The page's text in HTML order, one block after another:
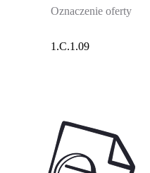
Oznaczenie oferty
1.C.1.09